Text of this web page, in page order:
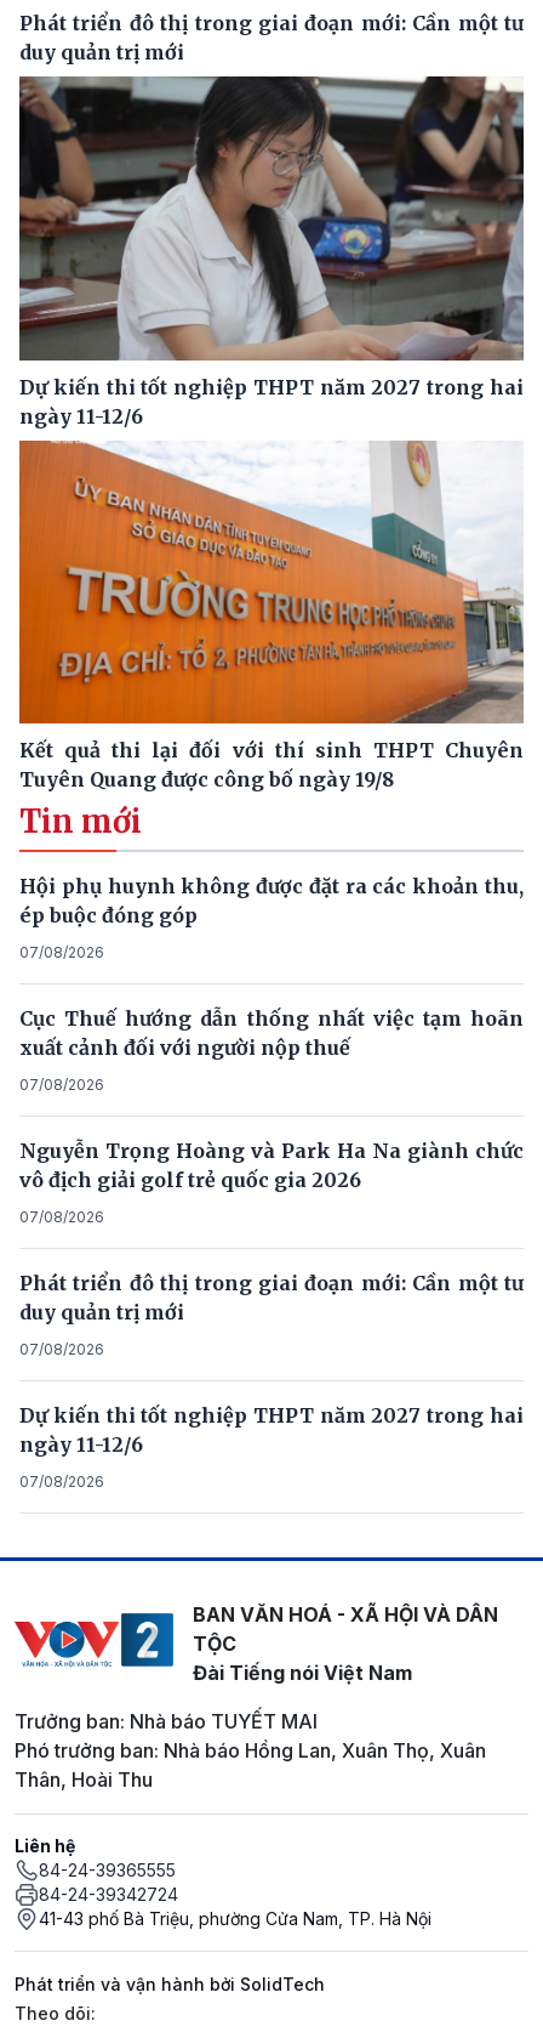
Phát triển đô thị trong giai đoạn mới: Cần một tư
duy quản trị mới
Dự kiến thi tốt nghiệp THPT năm 2027 trong hai
ngày 11-12/6
Kết quả thi lại đối với thí sinh THPT Chuyên
Tuyên Quang được công bố ngày 19/8
Tin mới
Hội phụ huynh không được đặt ra các khoản thu,
ép buộc đóng góp
07/08/2026
Cục Thuế hướng dẫn thống nhất việc tạm hoãn
xuất cảnh đối với người nộp thuế
07/08/2026
Nguyễn Trọng Hoàng và Park Ha Na giành chức
vô địch giải golf trẻ quốc gia 2026
07/08/2026
Phát triển đô thị trong giai đoạn mới: Cần một tư
duy quản trị mới
07/08/2026
Dự kiến thi tốt nghiệp THPT năm 2027 trong hai
ngày 11-12/6
07/08/2026
BAN VĂN HOÁ - XÃ HỘI VÀ DÂN
TỘC
Đài Tiếng nói Việt Nam
Trưởng ban: Nhà báo TUYẾT MAI
Phó trưởng ban: Nhà báo Hồng Lan, Xuân Thọ, Xuân
Thân, Hoài Thu
Liên hệ
84-24-39365555
84-24-39342724
41-43 phố Bà Triệu, phường Cửa Nam, TP. Hà Nội
Phát triển và vận hành bởi SolidTech
Mạng xã hội
Theo dõi: